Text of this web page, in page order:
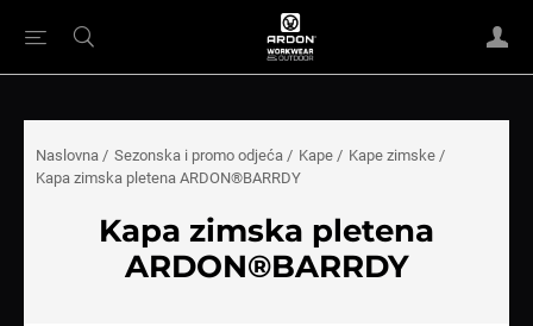
Naslovna / Sezonska i promo odjeća / Kape / Kape zimske /
Kapa zimska pletena ARDON®BARRDY
Kapa zimska pletena
ARDON®BARRDY